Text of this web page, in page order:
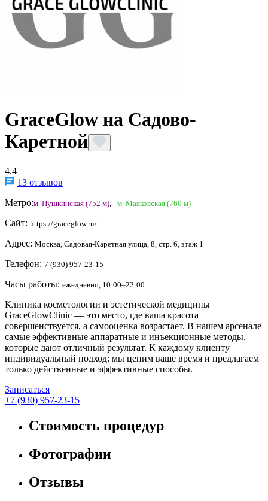
GraceGlow на Садово-
Каретной
4.4
13 отзывов
Метро:м. Пушкинская (752 м) м. Маяковская(760 м)
Сайт: https://graceglow.ru/
Адрес: Москва, Садовая-Каретная улица, 8, стр. 6, этаж 1
Телефон: 7 (930) 957-23-15
Часы работы: ежедневно, 10:00–22:00
Клиника косметологии и эстетической медицины
GraceGlowClinic — это место, где ваша красота
совершенствуется, а самооценка возрастает. В нашем арсенале
самые эффективные аппаратные и инъекционные методы,
которые дают отличный результат. К каждому клиенту
индивидуальный подход: мы ценим ваше время и предлагаем
только действенные и эффективные способы.
Записаться
+7 (930) 957-23-15
Стоимость процедур
Фотографии
Отзывы